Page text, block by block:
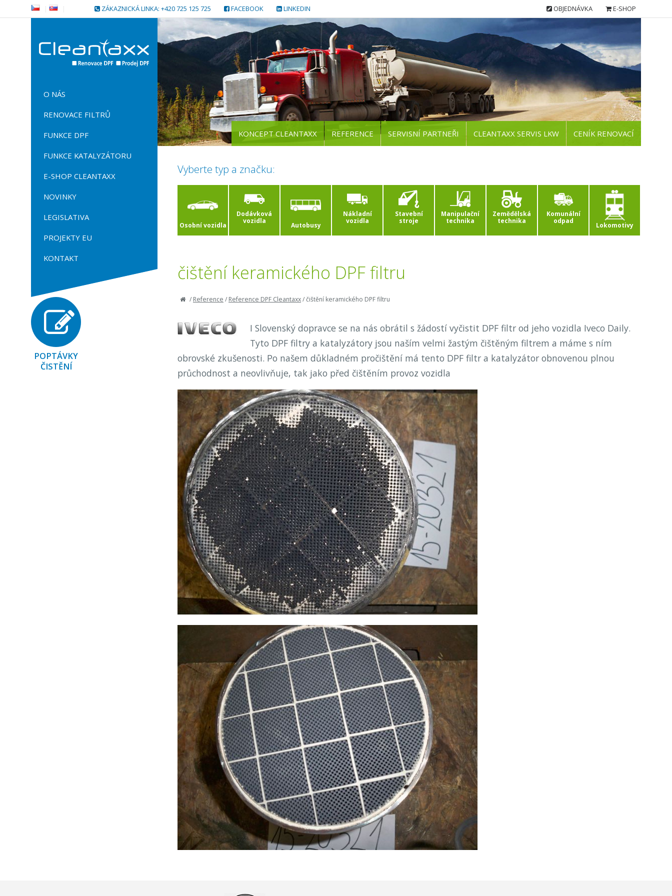
ZÁKAZNICKÁ LINKA: +420 725 125 725 FACEBOOK LINKEDIN OBJEDNÁVKA E-SHOP
Vyberte typ a značku:
Osobní vozidla
Dodávková
vozidla
Autobusy
Nákladní
vozidla
Stavební
stroje
Manipulační
technika
Zemědělská
technika
Komunální
odpad
Lokomotivy
čištění keramického DPF filtru
/Reference /Reference DPF Cleantaxx/čištění keramického DPF filtru
I Slovenský dopravce se na nás obrátil s žádostí vyčistit DPF filtr od jeho vozidla Iveco Daily.
Tyto DPF filtry a katalyzátory jsou naším velmi žastým čištěným filtrem a máme s ním
obrovské zkušenosti. Po našem důkladném pročištění má tento DPF filtr a katalyzátor obnovenou plnou
průchodnost a neovlivňuje, tak jako před čištěním provoz vozidla
O NÁS
RENOVACE FILTRŮ
FUNKCE DPF
FUNKCE KATALYZÁTORU
E-SHOP CLEANTAXX
NOVINKY
LEGISLATIVA
PROJEKTY EU
KONTAKT
POPTÁVKY
ČISTĚNÍ
KONCEPT CLEANTAXX REFERENCE SERVISNÍ PARTNEŘI CLEANTAXX SERVIS LKW CENÍK RENOVACÍ